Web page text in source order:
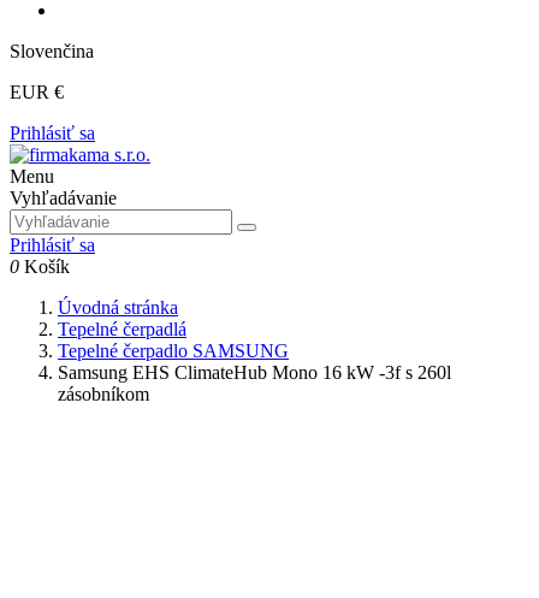
Slovenčina
EUR €
Prihlásiť sa
Menu
Vyhľadávanie
Prihlásiť sa
0 Košík
Úvodná stránka
Tepelné čerpadlá
Tepelné čerpadlo SAMSUNG
Samsung EHS ClimateHub Mono 16 kW -3f s 260l
zásobníkom